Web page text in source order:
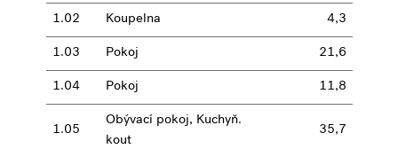
1.02 Koupelna 4,3
1.03 Pokoj 21,6
1.04 Pokoj 11,8
1.05
Obývací pokoj, Kuchyň.
kout
35,7